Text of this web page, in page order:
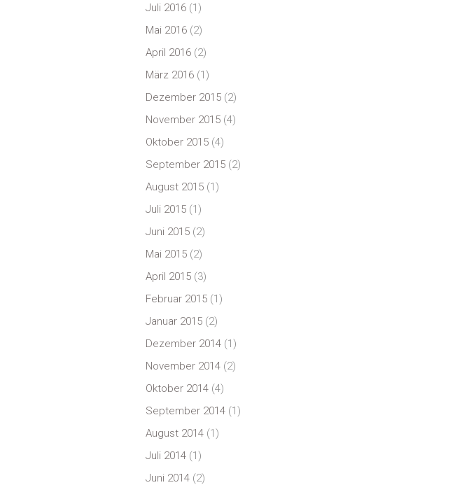
Juli 2016 (1)
Mai 2016 (2)
April 2016 (2)
März 2016 (1)
Dezember 2015 (2)
November 2015 (4)
Oktober 2015 (4)
September 2015 (2)
August 2015 (1)
Juli 2015 (1)
Juni 2015 (2)
Mai 2015 (2)
April 2015 (3)
Februar 2015 (1)
Januar 2015 (2)
Dezember 2014 (1)
November 2014 (2)
Oktober 2014 (4)
September 2014 (1)
August 2014 (1)
Juli 2014 (1)
Juni 2014 (2)